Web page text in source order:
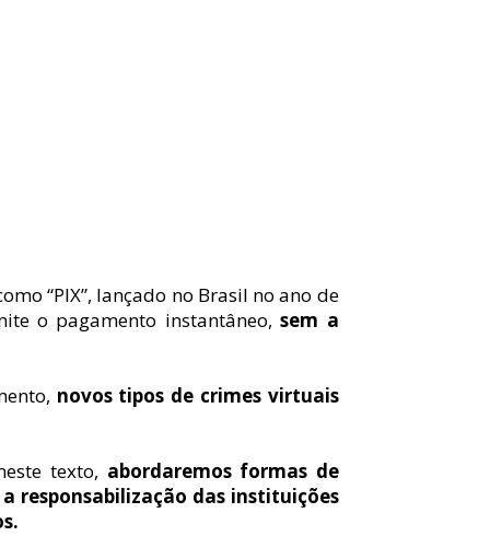
“PIX”, lançado no Brasil no ano de
o pagamento instantâneo, sem a
novos tipos de crimes virtuais
texto, abordaremos formas de
responsabilização das instituições